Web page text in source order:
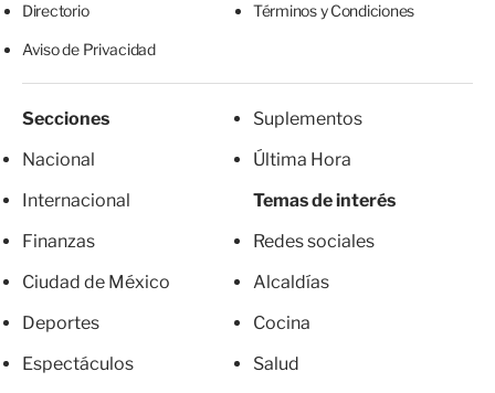
Directorio Términos y Condiciones
Aviso de Privacidad
Secciones
Nacional
Internacional
Finanzas
Ciudad de México
Deportes
Espectáculos
Suplementos
Última Hora
Temas de interés
Redes sociales
Alcaldías
Cocina
Salud